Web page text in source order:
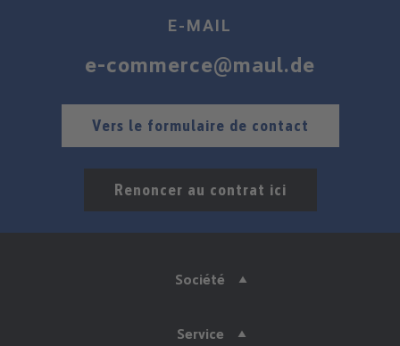
E-MAIL
e-commerce@maul.de
Vers le formulaire de contact
Renoncer au contrat ici
Société
Service